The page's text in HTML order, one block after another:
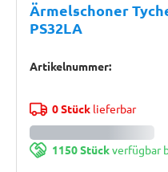
Ärmelschoner
PS32LA
Artikelnummer:
0 Stücklieferbar
1150 Stückverfügbar